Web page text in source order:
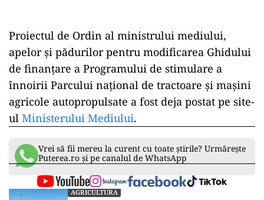
Proiectul de Ordin al ministrului mediului,
apelor și pădurilor pentru modificarea Ghidului
de finanţare a Programului de stimulare a
înnoirii Parcului naţional de tractoare şi maşini
agricole autopropulsate a fost deja postat pe site-
ul Ministerului Mediului.
Vrei să fii mereu la curent cu toate știrile? Urmărește
Puterea.ro și pe canalul de WhatsApp
AGRICULTURA